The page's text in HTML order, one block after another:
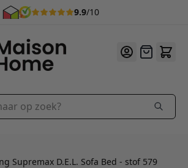
9.9/10
Offerte
zoek?
Supremax D.E.L. Sofa Bed - stof 579